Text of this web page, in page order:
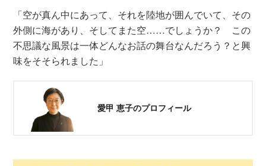
「空が真ん中にあって、それを陸地が囲んでいて、その
外側に海があり、そしてまた空……でしょうか？ この
不思議な風景は一体どんなお話の舞台なんだろう？と興
味をそそられました」
愛甲 恵子のプロフィール